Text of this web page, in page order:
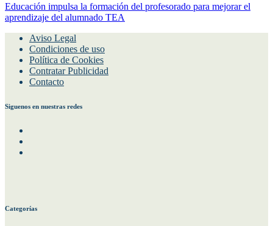
Educación impulsa la formación del profesorado para mejorar el
aprendizaje del alumnado TEA
Aviso Legal
Condiciones de uso
Política de Cookies
Contratar Publicidad
Contacto
Siguenos en nuestras redes
Categorías